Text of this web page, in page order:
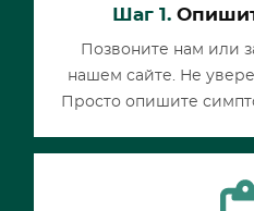
Шаг 1.
Позвоните нам или
нашем сайте. Не
Просто опишите